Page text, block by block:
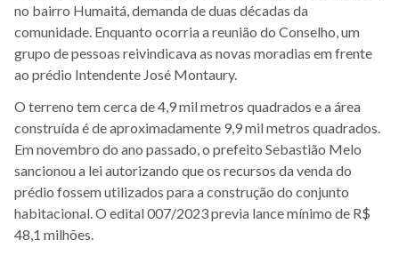
no bairro Humaitá, demanda de duas décadas da
comunidade. Enquanto ocorria a reunião do Conselho, um
grupo de pessoas reivindicava as novas moradias em frente
ao prédio Intendente José Montaury.
O terreno tem cerca de 4,9 mil metros quadrados e a área
construída é de aproximadamente 9,9 mil metros quadrados.
Em novembro do ano passado, o prefeito Sebastião Melo
sancionou a lei autorizando que os recursos da venda do
prédio fossem utilizados para a construção do conjunto
habitacional. O edital 007/2023 previa lance mínimo de R$
48,1 milhões.